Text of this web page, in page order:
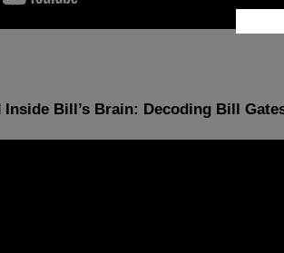
Inside Bill’s Brain: Decoding Bill